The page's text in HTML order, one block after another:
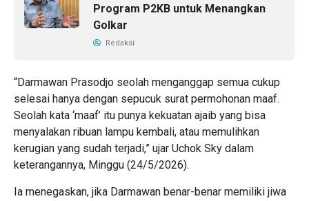
Program P2KB untuk Menangkan
Golkar
Redaksi
“Darmawan Prasodjo seolah menganggap semua cukup
selesai hanya dengan sepucuk surat permohonan maaf.
Seolah kata ‘maaf’ itu punya kekuatan ajaib yang bisa
menyalakan ribuan lampu kembali, atau memulihkan
kerugian yang sudah terjadi,” ujar Uchok Sky dalam
keterangannya, Minggu (24/5/2026).
Ia menegaskan, jika Darmawan benar-benar memiliki jiwa